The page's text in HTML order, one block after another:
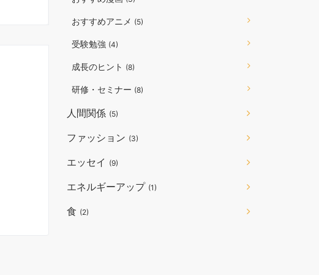
おすすめアニメ (5)
受験勉強 (4)
成長のヒント (8)
研修・セミナー (8)
人間関係 (5)
ファッション (3)
エッセイ (9)
エネルギーアップ (1)
食 (2)